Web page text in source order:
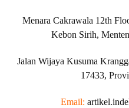
Menara Cakrawala 12th
Kebon Sirih,
Jalan Wijaya Kusuma
17433,
Email: